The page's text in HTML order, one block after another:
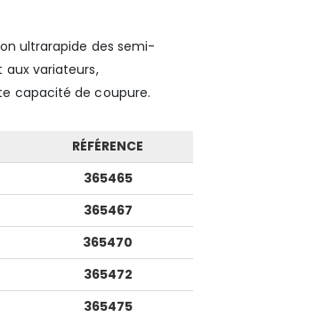
ultrarapide des semi-
aux variateurs,
capacité de coupure.
RÉFÉRENCE
365465
365467
365470
365472
365475